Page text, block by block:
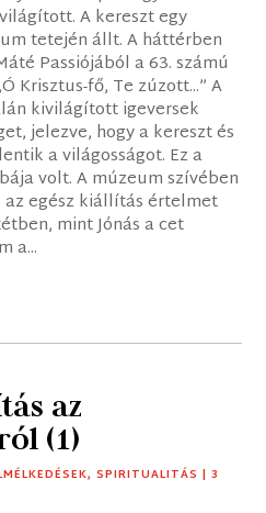
A kereszt egy
tetején állt. A háttérben
Passiójából a 63. számú
Krisztus-fő, Te zúzott...” A
kivilágított igeversek
jelezve, hogy a kereszt és
a világosságot. Ez a
volt. A múzeum szívében
egész kiállítás értelmet
mint Jónás a cet
a...
az
(1)
,SPIRITUALITÁS | 3